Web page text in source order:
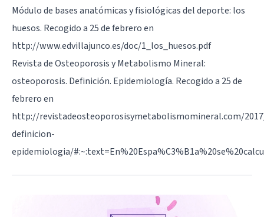
Módulo de bases anatómicas y fisiológicas del deporte: los
huesos. Recogido a 25 de febrero en
http://www.edvillajunco.es/doc/1_los_huesos.pdf
Revista de Osteoporosis y Metabolismo Mineral:
osteoporosis. Definición. Epidemiología. Recogido a 25 de
febrero en
http://revistadeosteoporosisymetabolismomineral.com/
definicion-
epidemiologia/